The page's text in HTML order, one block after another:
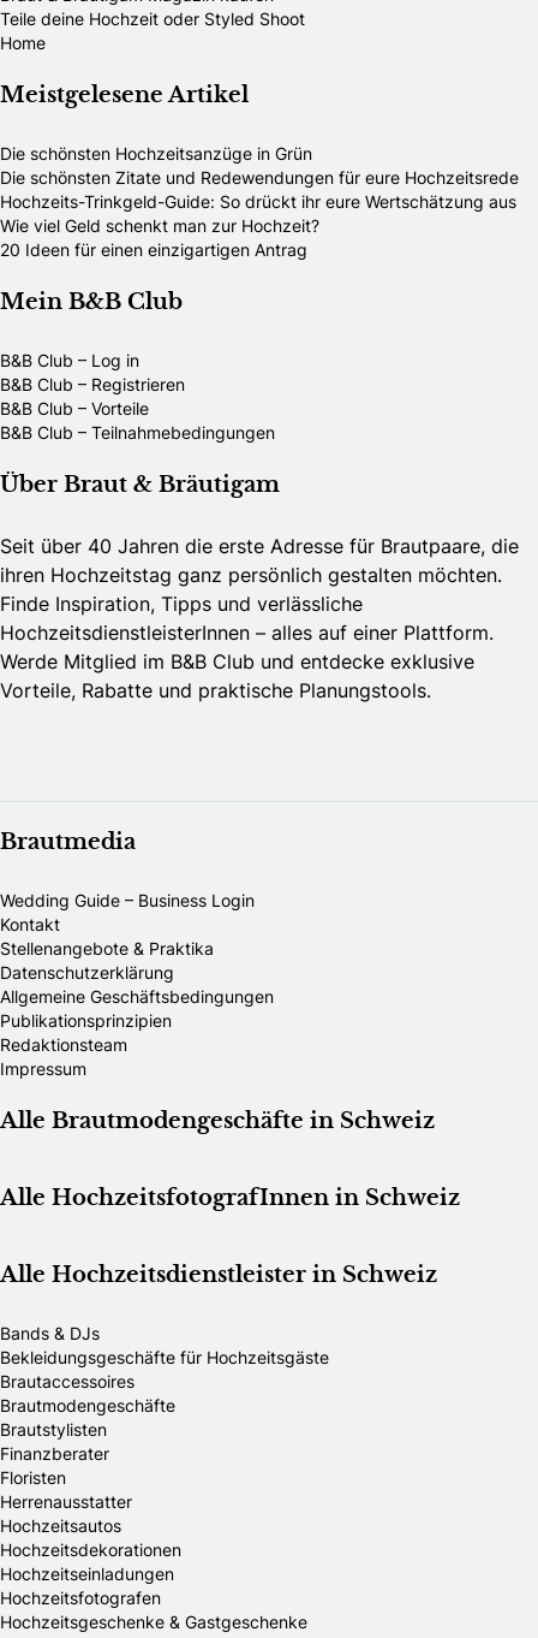
Teile deine Hochzeit oder Styled Shoot
Home
Meistgelesene Artikel
Die schönsten Hochzeitsanzüge in Grün
Die schönsten Zitate und Redewendungen für eure Hochzeitsrede
Hochzeits-Trinkgeld-Guide: So drückt ihr eure Wertschätzung aus
Wie viel Geld schenkt man zur Hochzeit?
20 Ideen für einen einzigartigen Antrag
Mein B&B Club
B&B Club – Log in
B&B Club – Registrieren
B&B Club – Vorteile
B&B Club – Teilnahmebedingungen
Über Braut & Bräutigam
Seit über 40 Jahren die erste Adresse für Brautpaare, die
ihren Hochzeitstag ganz persönlich gestalten möchten.
Finde Inspiration, Tipps und verlässliche
HochzeitsdienstleisterInnen – alles auf einer Plattform.
Werde Mitglied im B&B Club und entdecke exklusive
Vorteile, Rabatte und praktische Planungstools.
Brautmedia
Wedding Guide – Business Login
Kontakt
Stellenangebote & Praktika
Datenschutzerklärung
Allgemeine Geschäftsbedingungen
Publikationsprinzipien
Redaktionsteam
Impressum
Alle Brautmodengeschäfte in Schweiz
Alle HochzeitsfotografInnen in Schweiz
Alle Hochzeitsdienstleister in Schweiz
Bands & DJs
Bekleidungsgeschäfte für Hochzeitsgäste
Brautaccessoires
Brautmodengeschäfte
Brautstylisten
Finanzberater
Floristen
Herrenausstatter
Hochzeitsautos
Hochzeitsdekorationen
Hochzeitseinladungen
Hochzeitsfotografen
Hochzeitsgeschenke & Gastgeschenke